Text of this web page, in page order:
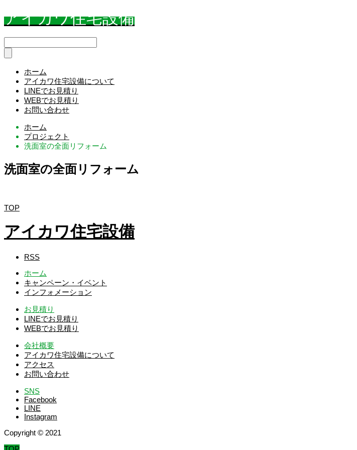
アイカワ住宅設備
ホーム
アイカワ住宅設備について
LINEでお見積り
WEBでお見積り
お問い合わせ
ホーム
プロジェクト
洗面室の全面リフォーム
洗面室の全面リフォーム
TOP
アイカワ住宅設備
RSS
ホーム
キャンペーン・イベント
インフォメーション
お見積り
LINEでお見積り
WEBでお見積り
会社概要
アイカワ住宅設備について
アクセス
お問い合わせ
SNS
Facebook
LINE
Instagram
Copyright © 2021